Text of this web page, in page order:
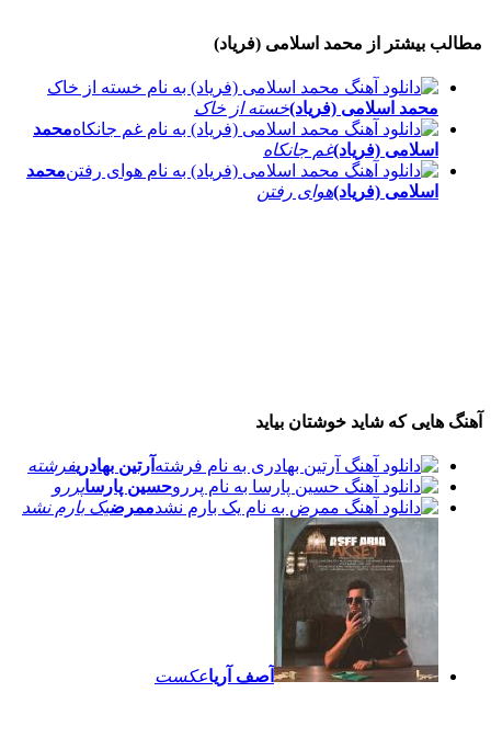
مطالب بیشتر از محمد اسلامی (فریاد)
محمد اسلامی (فریاد)خسته از خاک
محمد
اسلامی (فریاد)غم جانکاه
محمد
اسلامی (فریاد)هوای رفتن
آهنگ هایی که شاید خوشتان بیاید
آرتین بهادریفرشته
حسین پارساپررو
ممرضیک بارم نشد
آصف آریاعکست